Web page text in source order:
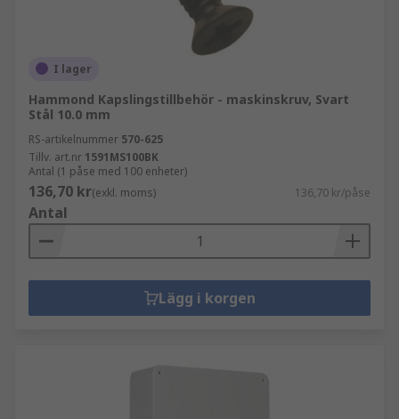
I lager
Hammond Kapslingstillbehör - maskinskruv, Svart
Stål 10.0 mm
RS-artikelnummer 570-625
Tillv. art.nr 1591MS100BK
Antal (1 påse med 100 enheter)
136,70 kr(exkl. moms) 136,70 kr/påse
Antal
Lägg i korgen